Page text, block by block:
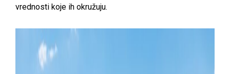
vrednosti koje ih okružuju.